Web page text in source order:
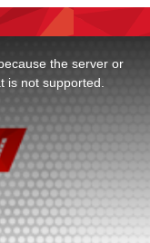
the server or
is not supported.